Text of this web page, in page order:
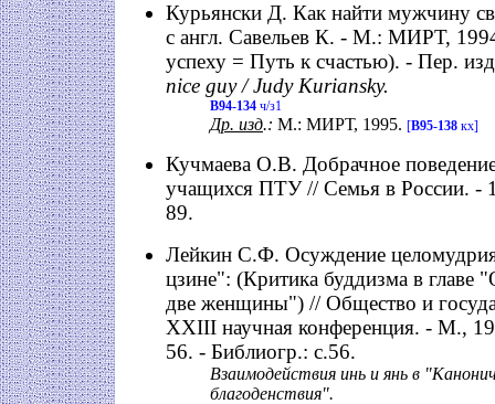
Курьянски Д. Как найти мужчину
с англ. Савельев К. - М.: МИРТ,
успеху = Путь к счастью). - Пер.
nice guy / Judy Kuriansky.
В94-134 ч/з1
Др. изд.: М.: МИРТ, 1995. [В95-138 кх]
Кучмаева О.В. Добрачное
учащихся ПТУ // Семья в России. -
89.
Лейкин С.Ф. Осуждение
цзине": (Критика буддизма в
две женщины") // Общество и
XXIII научная конференция. - М.,
56. - Библиогр.: с.56.
Взаимодействия инь и янь в
благоденствия".